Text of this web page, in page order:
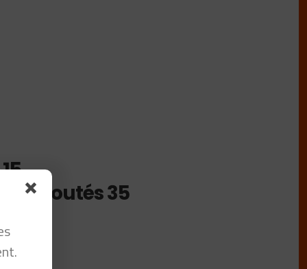
coutés 35
2021